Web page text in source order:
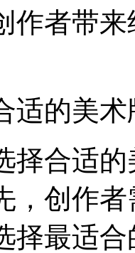
作者带
适的美
择合适
，创作
择最适